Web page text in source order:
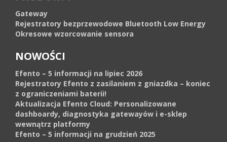
Gateway
Rejestratory bezprzewodowe Bluetooth Low Energy
Okresowe wzorcowanie sensora
NOWOŚCI
Efento – 5 informacji na lipiec 2026
Rejestratory Efento z zasilaniem z gniazdka – koniec
z ograniczeniami baterii!
Aktualizacja Efento Cloud: Personalizowane
dashboardy, diagnostyka gatewayów i e-sklep
wewnątrz platformy
Efento – 5 informacji na grudzień 2025